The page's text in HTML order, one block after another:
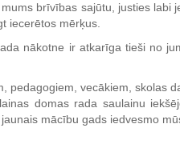
brīvības sajūtu, justies
iecerētos mērķus.
nākotne ir atkarīga tieši no
pedagogiem, vecākiem, skolas
domas rada saulainu
mācību gads iedvesmo